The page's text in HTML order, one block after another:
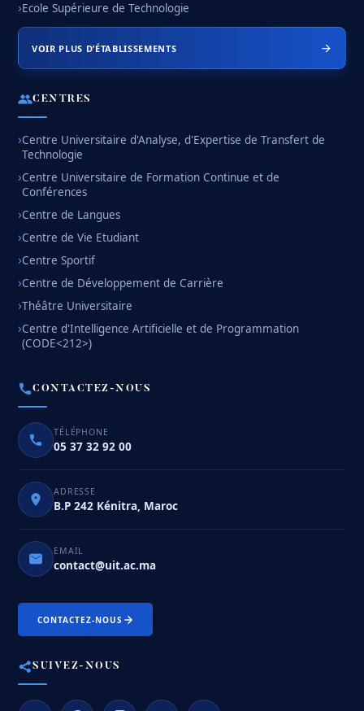
Ecole Supérieure de Technologie
VOIR PLUS D’ÉTABLISSEMENTS
CENTRES
Centre Universitaire d'Analyse, d'Expertise de Transfert de
Technologie
Centre Universitaire de Formation Continue et de
Conférences
Centre de Langues
Centre de Vie Etudiant
Centre Sportif
Centre de Développement de Carrière
Théâtre Universitaire
Centre d'Intelligence Artificielle et de Programmation
(CODE<212>)
CONTACTEZ-NOUS
TÉLÉPHONE
05 37 32 92 00
ADRESSE
B.P 242 Kénitra, Maroc
EMAIL
contact@uit.ac.ma
CONTACTEZ-NOUS
SUIVEZ-NOUS